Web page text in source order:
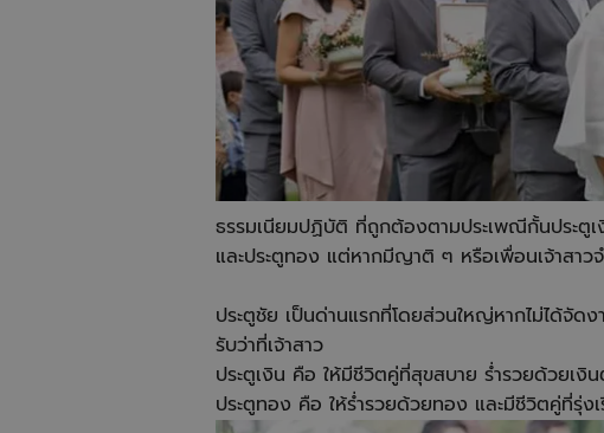
ธรรมเนียมปฏิบัติ ที่ถูกต้องตามประเพณีกั้นประตู
และประตูทอง แต่หากมีญาติ ๆ หรือเพื่อนเจ้าสาว
ประตูชัย เป็นด่านแรกที่โดยส่วนใหญ่หากไม่ได้จัด
รับว่าที่เจ้าสาว
ประตูเงิน คือ ให้มีชีวิตคู่ที่สุขสบาย ร่ำรวยด้วยเงิน
ประตูทอง คือ ให้ร่ำรวยด้วยทอง และมีชีวิตคู่ที่รุ่ง